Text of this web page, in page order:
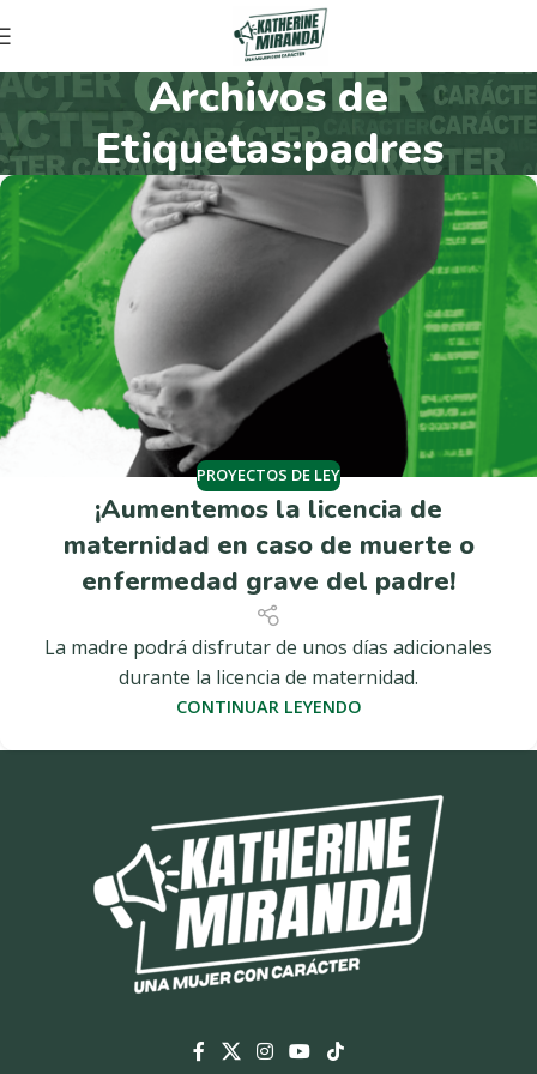
Archivos de
Etiquetas:padres
PROYECTOS DE LEY
¡Aumentemos la licencia de
maternidad en caso de muerte o
enfermedad grave del padre!
La madre podrá disfrutar de unos días adicionales
durante la licencia de maternidad.
CONTINUAR LEYENDO